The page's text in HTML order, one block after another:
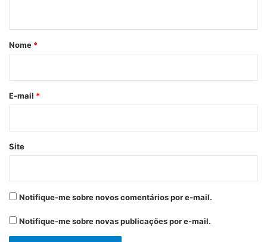
r
*
Nome *
E-mail *
Site
Notifique-me sobre novos comentários por e-mail.
Notifique-me sobre novas publicações por e-mail.